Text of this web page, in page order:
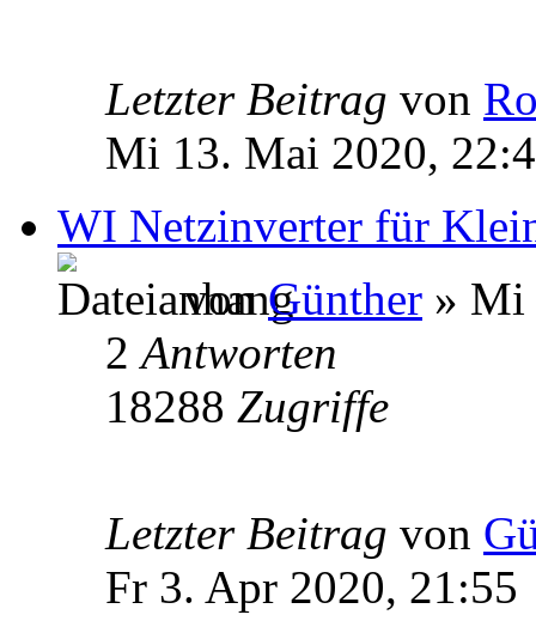
Letzter Beitrag von
Mi 13. Mai 2020,
WI Netzinverter für
vonGünther » Mi
2Antworten
18288 Zugriffe
Letzter Beitrag von
Fr 3. Apr 2020, 21:55